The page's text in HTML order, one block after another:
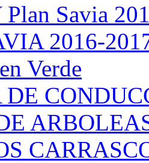
Savia
2016-
Verde
DE